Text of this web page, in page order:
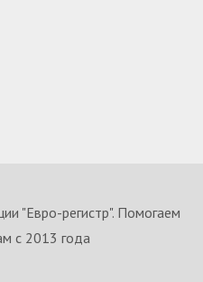
"Евро-регистр". Помогаем
с 2013 года